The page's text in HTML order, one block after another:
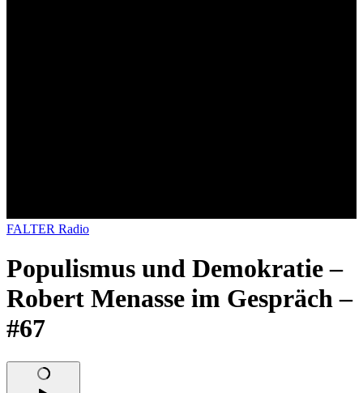
FALTER Radio
Populismus und Demokratie –
Robert Menasse im Gespräch –
#67